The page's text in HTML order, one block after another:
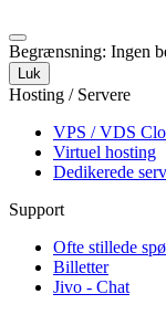
Begrænsning: Ingen
Luk
Hosting / Servere
VPS / VDS
Virtuel hosting
Dedikerede
Support
Ofte stillede
Billetter
Jivo - Chat